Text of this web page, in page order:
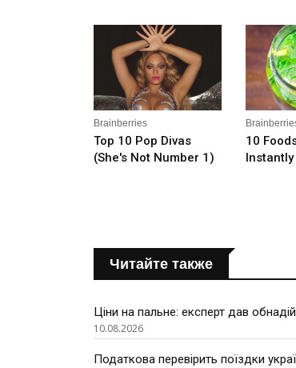
Читайте также
Ціни на пальне: експерт дав
10.08.2026
Податкова перевірить поїздки